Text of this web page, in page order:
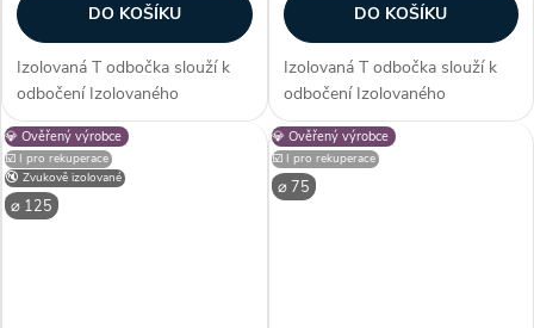
DO KOŠÍKU
Izolovaná T odbočka slouží k
odbočení Izolovaného
vzduchotechnického potrubí
ADURO o rozměru 160
mm. Potrubí a jeho součásti
jsou vyrobeny z lehkého a
odolného...
DO KOŠÍKU
Izolovaná T odbočka slouží k
odbočení Izolovaného
vzduchotechnického potrubí
ADURO o rozměru 200
mm. Potrubí a jeho součásti
jsou vyrobeny z lehkého a
⌀ 125
💎 Ověřený výrobce
🔇 Zvukově izolované
☑️ I pro rekuperace
💎 Ověřený výrobce
⌀ 75
☑️ I pro rekuperace